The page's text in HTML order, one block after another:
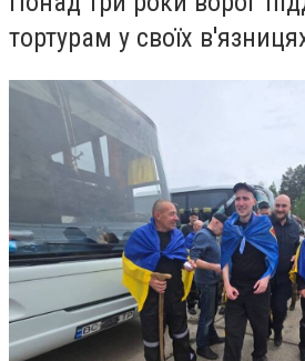
тортурам у своїх